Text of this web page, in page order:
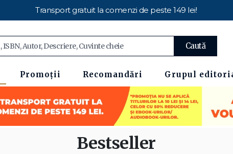
Transport gratuit la comenzi de peste 149 lei!
Caută
Promoții Recomandări Grupul
Bestseller